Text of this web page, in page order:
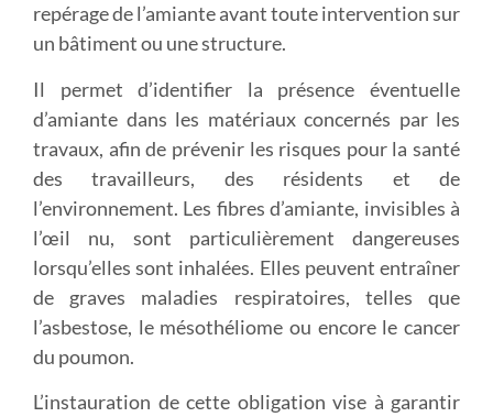
repérage de l’amiante avant toute intervention sur
un bâtiment ou une structure.
Il permet d’identifier la présence éventuelle
d’amiante dans les matériaux concernés par les
travaux, afin de prévenir les risques pour la santé
des travailleurs, des résidents et de
l’environnement. Les fibres d’amiante, invisibles à
l’œil nu, sont particulièrement dangereuses
lorsqu’elles sont inhalées. Elles peuvent entraîner
de graves maladies respiratoires, telles que
l’asbestose, le mésothéliome ou encore le cancer
du poumon.
L’instauration de cette obligation vise à garantir